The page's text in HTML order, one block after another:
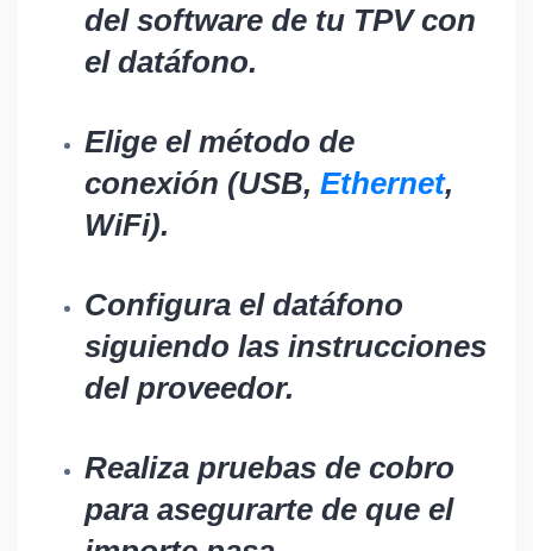
del software de tu TPVcon
el datáfono.
Elige el método de
conexión (USB, Ethernet,
WiFi).
Configura el datáfono
siguiendo las instrucciones
del proveedor.
Realiza pruebas de cobro
para asegurarte de que el